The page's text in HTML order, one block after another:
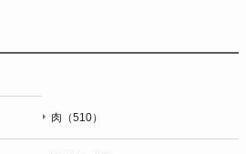
肉（510）